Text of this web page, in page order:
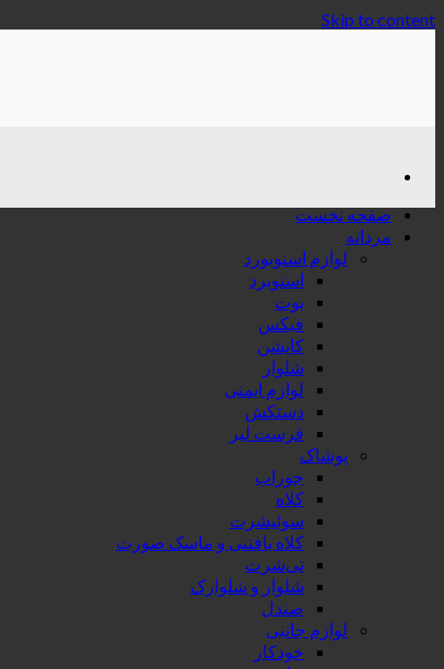
Skip to content
صفحه نخست
مردانه
لوازم اسنوبورد
اسنوبرد
بوت
فیکس
کاپشن
شلوار
لوازم ایمنی
دستکش
فرست لیر
پوشاک
جوراب
کلاه
سوئیشرت
کلاه بافتنی و ماسک صورت
تی‌شرت
شلوار و شلوارک
صندل
لوازم جانبی
خودکار